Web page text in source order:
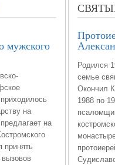
мужского
на
на
принять
Родился
семье
Окончил
1988 по